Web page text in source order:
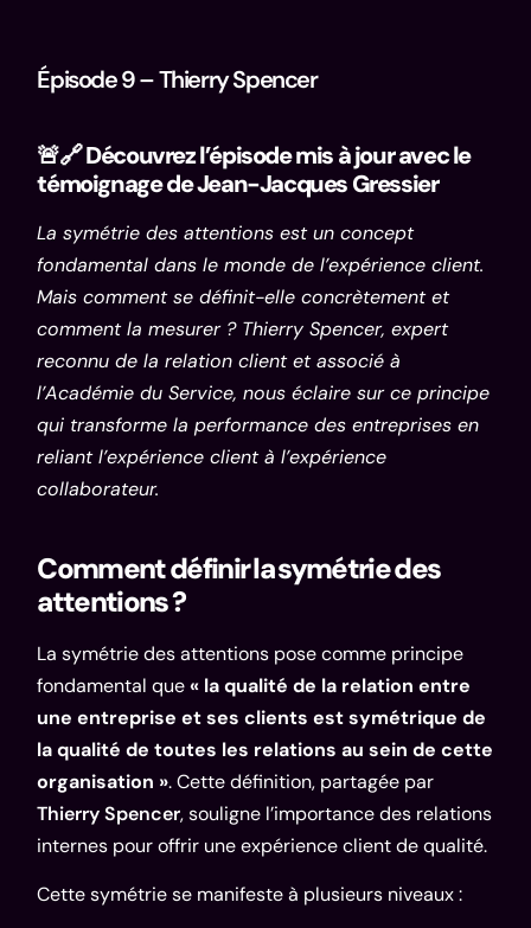
Épisode 9 – Thierry Spencer
🚨🔗 Découvrez l’épisode mis à jour avec le
témoignage de Jean-Jacques Gressier
La symétrie des attentions est un concept
fondamental dans le monde de l’expérience client.
Mais comment se définit-elle concrètement et
comment la mesurer ? Thierry Spencer, expert
reconnu de la relation client et associé à
l’Académie du Service, nous éclaire sur ce principe
qui transforme la performance des entreprises en
reliant l’expérience client à l’expérience
collaborateur.
Comment définir la symétrie des
attentions ?
La symétrie des attentions pose comme principe
fondamental que« la qualité de la relation entre
une entreprise et ses clients est symétrique de
la qualité de toutes les relations au sein de cette
organisation ». Cette définition, partagée par
Thierry Spencer, souligne l’importance des relations
internes pour offrir une expérience client de qualité.
Cette symétrie se manifeste à plusieurs niveaux :